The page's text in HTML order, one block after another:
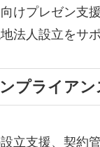
けプレゼン支
法人設立をサ
プライアン
立支援、契約